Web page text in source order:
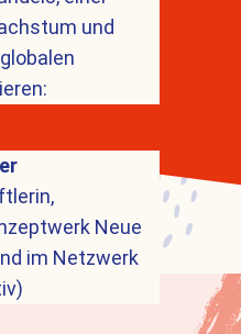
und
Neue
im Netzwerk